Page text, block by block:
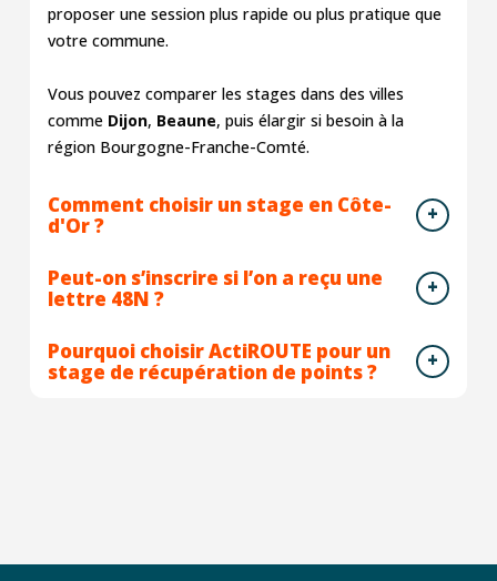
proposer une session plus rapide ou plus pratique que
votre commune.
Vous pouvez comparer les stages dans des villes
comme Dijon, Beaune, puis élargir si besoin à la
région Bourgogne-Franche-Comté.
Comment choisir un stage en Côte-
d'Or ?
Peut-on s’inscrire si l’on a reçu une
lettre 48N ?
Pourquoi choisir ActiROUTE pour un
stage de récupération de points ?